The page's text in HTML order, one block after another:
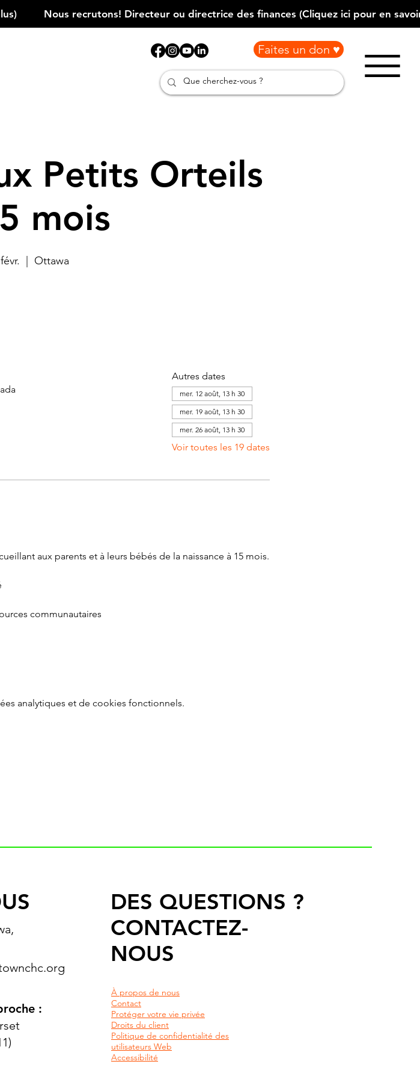
plus)
Faites un don ♥
Petits Orteils
mois
Ottawa
Autres dates
mer. 12 août, 13 h 30
mer. 19 août, 13 h 30
mer. 26 août, 13 h 30
Voir toutes les 19 dates
aux parents et à leurs bébés de la naissance à 15 mois.
communautaires
analytiques et de cookies fonctionnels.
:
DES QUESTIONS ?
CONTACTEZ-
NOUS
À propos de nous
Contact
Protéger votre vie privée
Droits du client
Politique de confidentialité des
utilisateurs Web
Accessibilité